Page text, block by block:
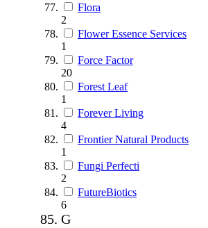
Flora
2
Flower Essence Services
1
Force Factor
20
Forest Leaf
1
Forever Living
4
Frontier Natural Products
1
Fungi Perfecti
2
FutureBiotics
6
G